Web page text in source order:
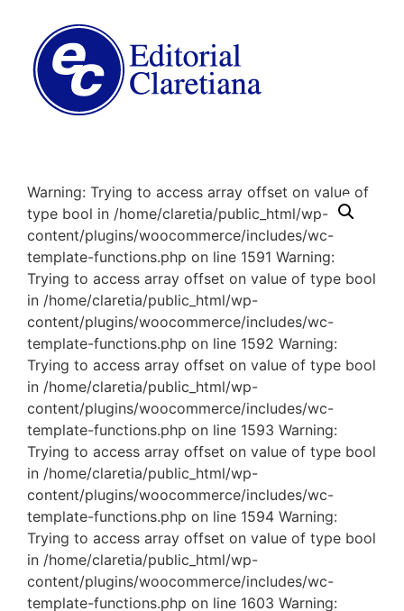
Warning: Trying to access array offset on value of
type bool in /home/claretia/public_html/wp-
content/plugins/woocommerce/includes/wc-
template-functions.php on line 1591 Warning:
Trying to access array offset on value of type bool
in /home/claretia/public_html/wp-
content/plugins/woocommerce/includes/wc-
template-functions.php on line 1592 Warning:
Trying to access array offset on value of type bool
in /home/claretia/public_html/wp-
content/plugins/woocommerce/includes/wc-
template-functions.php on line 1593 Warning:
Trying to access array offset on value of type bool
in /home/claretia/public_html/wp-
content/plugins/woocommerce/includes/wc-
template-functions.php on line 1594 Warning:
Trying to access array offset on value of type bool
in /home/claretia/public_html/wp-
content/plugins/woocommerce/includes/wc-
template-functions.php on line 1603 Warning: